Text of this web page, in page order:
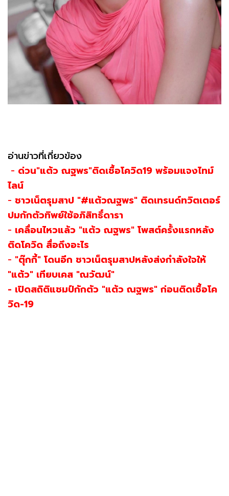
อ่านข่าวที่เกี่ยวข้อง
- ด่วน"แต้ว ณฐพร"ติดเชื้อโควิด19 พร้อมแจงไทม์
ไลน์
- ชาวเน็ตรุมสาป "#แต้วณฐพร" ติดเทรนด์ทวิตเตอร์
ปมกักตัวทิพย์ใช้อภิสิทธิ์ดารา
- เคลื่อนไหวแล้ว "แต้ว ณฐพร" โพสต์ครั้งแรกหลัง
ติดโควิด สื่อถึงอะไร
- "ตุ๊กกี้" โดนอีก ชาวเน็ตรุมสาปหลังส่งกำลังใจให้
"แต้ว" เทียบเคส "ณวัฒน์"
- เปิดสถิติแชมป์กักตัว "แต้ว ณฐพร" ก่อนติดเชื้อโค
วิด-19